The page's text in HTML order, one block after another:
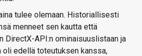
tulee olemaan. Historiallisesti
menneet sen kautta että
DirectX-API:n ominaisuuslistaan ja
oli edellä toteutuksen kanssa,